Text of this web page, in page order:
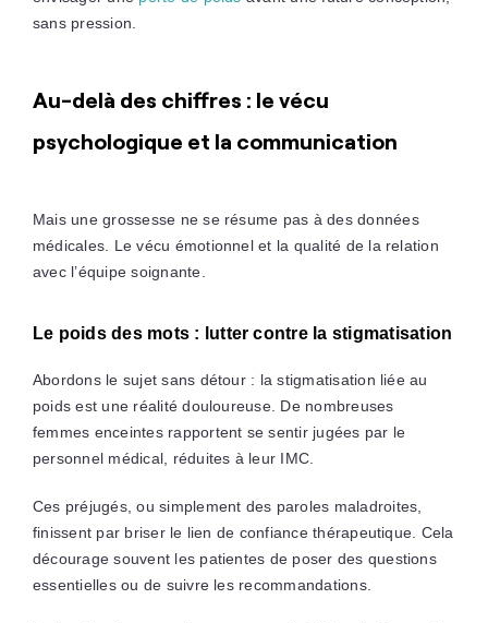
sans pression.
Au-delà des chiffres : le vécu
psychologique et la communication
Mais une grossesse ne se résume pas à des données
médicales. Le vécu émotionnel et la qualité de la relation
avec l’équipe soignante.
Le poids des mots : lutter contre la stigmatisation
Abordons le sujet sans détour : la stigmatisation liée au
poids est une réalité douloureuse. De nombreuses
femmes enceintes rapportent se sentir jugées par le
personnel médical, réduites à leur IMC.
Ces préjugés, ou simplement des paroles maladroites,
finissent par briser le lien de confiance thérapeutique. Cela
décourage souvent les patientes de poser des questions
essentielles ou de suivre les recommandations.